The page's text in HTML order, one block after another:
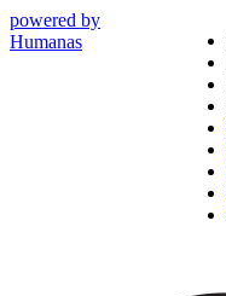
powered by
Humanas